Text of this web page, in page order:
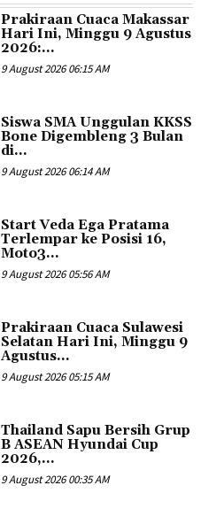
Prakiraan Cuaca Makassar
Hari Ini, Minggu 9 Agustus
2026:...
9 August 2026 06:15 AM
Siswa SMA Unggulan KKSS
Bone Digembleng 3 Bulan
di...
9 August 2026 06:14 AM
Start Veda Ega Pratama
Terlempar ke Posisi 16,
Moto3...
9 August 2026 05:56 AM
Prakiraan Cuaca Sulawesi
Selatan Hari Ini, Minggu 9
Agustus...
9 August 2026 05:15 AM
Thailand Sapu Bersih Grup
B ASEAN Hyundai Cup
2026,...
9 August 2026 00:35 AM